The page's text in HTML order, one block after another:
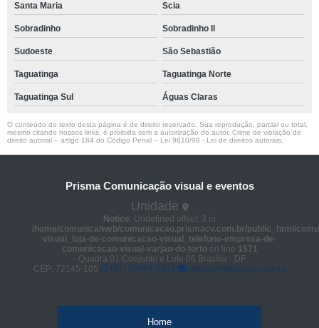
Santa Maria Scia
Sobradinho Sobradinho ll
Sudoeste São Sebastião
Taguatinga Taguatinga Norte
Taguatinga Sul Águas Claras
O conteúdo do texto desta página é de direito reservado. Sua reprodução, parcial ou total,
mesmo citando nossos links, é proibida sem a autorização do autor. Crime de violação de
direito autoral – artigo 184 do Código Penal – Lei 9610/98 - Lei de direitos autorais
Prisma Comunicação visual e eventos
Unidade
Notice: Undefined offset: 3 in
/home/comunica/web/comunicacao.prismacv.com.br/public_html/
visual_loja-de-comunicacao-visual_telefone-empresa-de-
comunicacao-visual-varjao-do-tortoon line 1571
- Quadra 01 Conjunto e Lote 06 Brasília - DF
CEP: 72145-105
(61) 98664-2818 prisma@prismacv.com.br
Home